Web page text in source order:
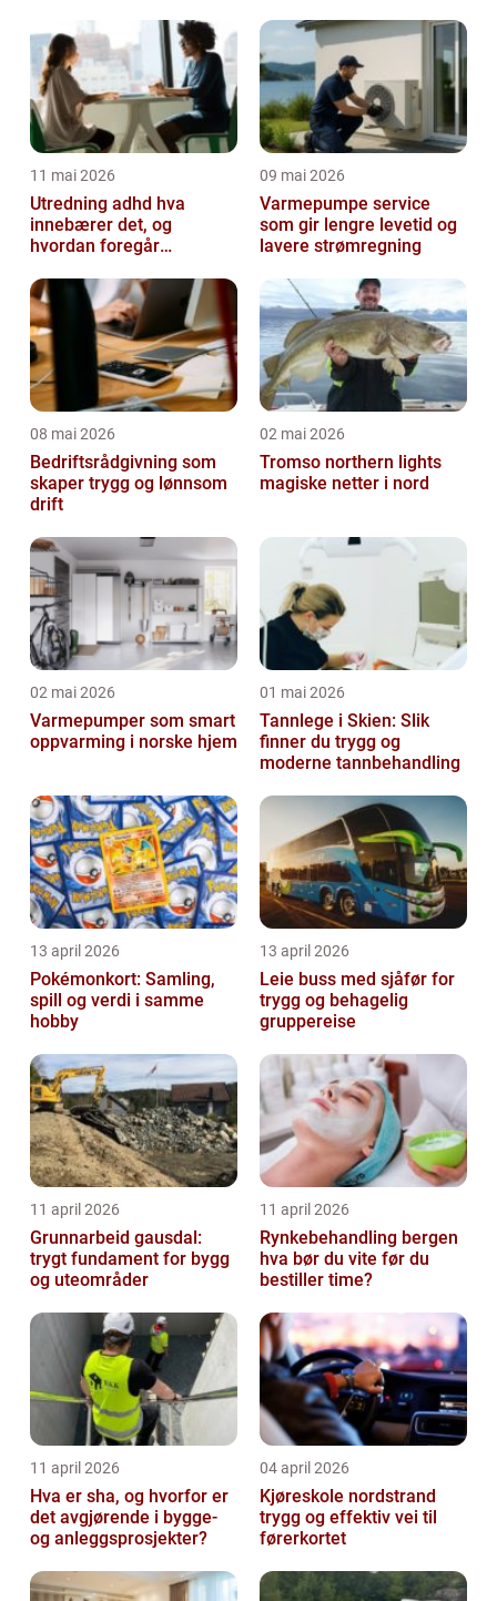
11 mai 2026
Utredning adhd hva
innebærer det, og
hvordan foregår
09 mai 2026
Varmepumpe service
som gir lengre levetid og
lavere strømregning
08 mai 2026
Bedriftsrådgivning som
skaper trygg og lønnsom
drift
02 mai 2026
Tromso northern lights
magiske netter i nord
02 mai 2026
Varmepumper som smart
oppvarming i norske hjem
01 mai 2026
Tannlege i Skien: Slik
finner du trygg og
moderne tannbehandling
13 april 2026
Pokémonkort: Samling,
spill og verdi i samme
hobby
13 april 2026
Leie buss med sjåfør for
trygg og behagelig
gruppereise
11 april 2026
Grunnarbeid gausdal:
trygt fundament for bygg
og uteområder
11 april 2026
Rynkebehandling bergen
hva bør du vite før du
bestiller time?
11 april 2026
Hva er sha, og hvorfor er
det avgjørende i bygge-
og anleggsprosjekter?
04 april 2026
Kjøreskole nordstrand
trygg og effektiv vei til
førerkortet